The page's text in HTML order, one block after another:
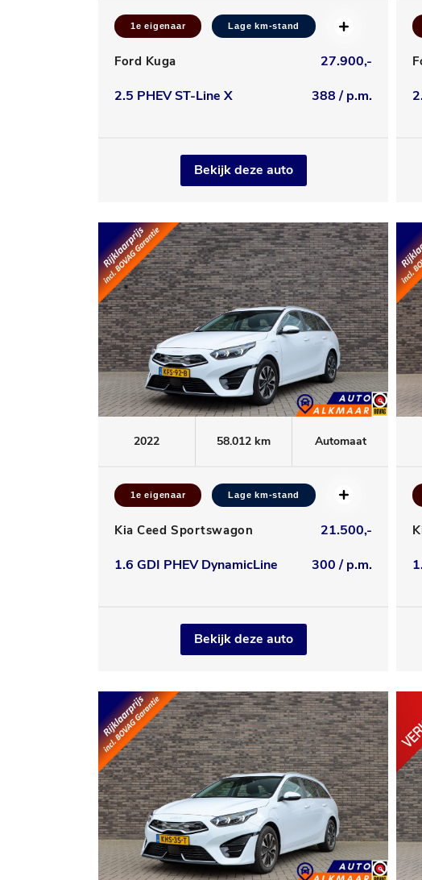
1e eigenaar Lage km-stand
Ford Kuga
27.900,-
2.5 PHEV ST-Line X
388 / p.m.
Bekijk deze auto
2022 58.012 km Automaat
1e eigenaar Lage km-stand
Kia Ceed Sportswagon
21.500,-
1.6 GDI PHEV DynamicLine
300 / p.m.
Bekijk deze auto